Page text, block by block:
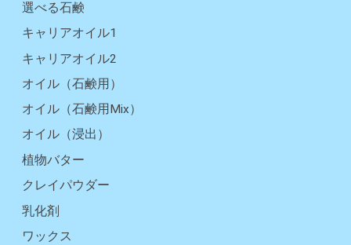
選べる石鹸
キャリアオイル1
キャリアオイル2
オイル（石鹸用）
オイル（石鹸用Mix）
オイル（浸出）
植物バター
クレイパウダー
乳化剤
ワックス